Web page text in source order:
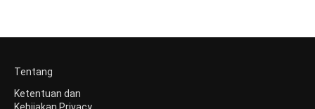
Tentang
Ketentuan dan
Kebijakan Privacy